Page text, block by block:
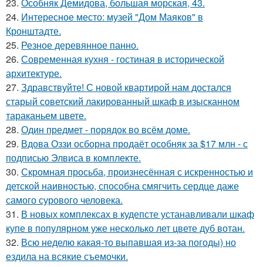
23. Особняк Демидова, большая морская, 43.
24. Интересное место: музей "Дом Маяков" в
Кронштадте.
25. Резное деревянное панно.
26. Современная кухня - гостиная в исторической
архитектуре.
27. Здравствуйте! С новой квартирой нам достался
старый советский лакированный шкаф в изысканном
тараканьем цвете.
28. Один предмет - порядок во всём доме.
29. Вдова Оззи осборна продаёт особняк за $17 млн - с
подписью Элвиса в комплекте.
30. Скромная просьба, произнесённая с искренностью и
детской наивностью, способна смягчить сердце даже
самого сурового человека.
31. В новых комплексах в кудепсте устанавливали шкаф
купе в популярном уже несколько лет цвете дуб вотан.
32. Всю неделю какая-то выпавшая из-за погоды) но
ездила на всякие съемочки.